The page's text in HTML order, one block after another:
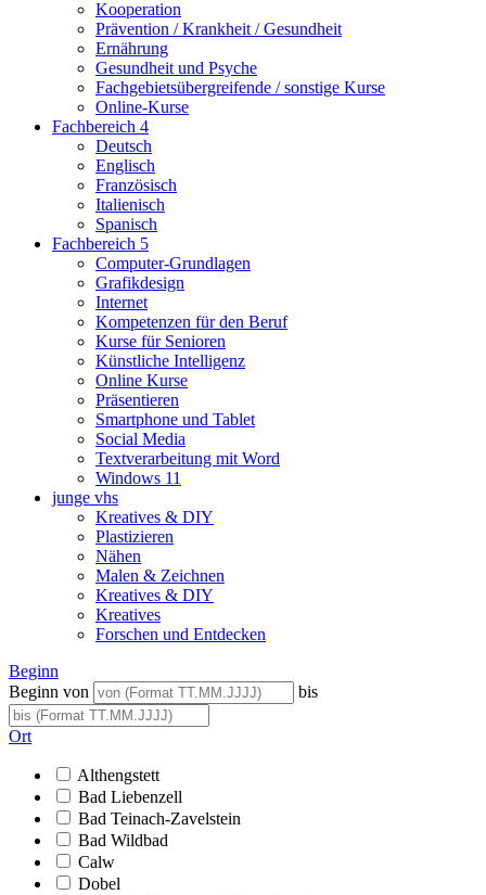
Kooperation
Prävention / Krankheit / Gesundheit
Ernährung
Gesundheit und Psyche
Fachgebietsübergreifende / sonstige Kurse
Online-Kurse
Fachbereich 4
Deutsch
Englisch
Französisch
Italienisch
Spanisch
Fachbereich 5
Computer-Grundlagen
Grafikdesign
Internet
Kompetenzen für den Beruf
Kurse für Senioren
Künstliche Intelligenz
Online Kurse
Präsentieren
Smartphone und Tablet
Social Media
Textverarbeitung mit Word
Windows 11
junge vhs
Kreatives & DIY
Plastizieren
Nähen
Malen & Zeichnen
Kreatives & DIY
Kreatives
Forschen und Entdecken
Beginn
Beginn von
bis
Ort
Althengstett
Bad Liebenzell
Bad Teinach-Zavelstein
Bad Wildbad
Calw
Dobel